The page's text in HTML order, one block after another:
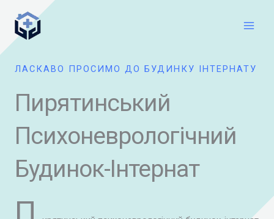
вмісту
ЛАСКАВО ПРОСИМО ДО БУДИНКУ ІНТЕРНАТУ
Пирятинський
Психоневрологічний
Будинок-Інтернат